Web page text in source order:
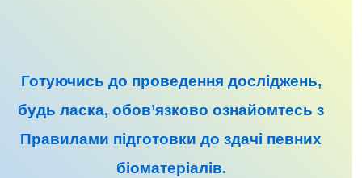
Готуючись до проведення досліджень,
будь ласка, обов’язково ознайомтесь з
Правилами підготовки до здачі певних
біоматеріалів.